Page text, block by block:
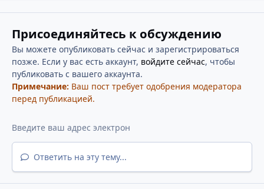
Присоединяйтесь к обсуждению
Вы можете опубликовать сейчас и зарегистрироваться
позже. Если у вас есть аккаунт, войдите сейчас, чтобы
публиковать с вашего аккаунта.
Примечание: Ваш пост требует одобрения модератора
перед публикацией.
Ответить на эту тему...